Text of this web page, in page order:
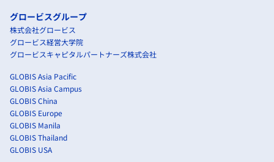
グロービスグループ
株式会社グロービス
グロービス経営大学院
グロービスキャピタルパートナーズ株式会社
GLOBIS Asia Pacific
GLOBIS Asia Campus
GLOBIS China
GLOBIS Europe
GLOBIS Manila
GLOBIS Thailand
GLOBIS USA